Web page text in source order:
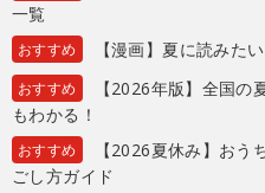
一覧
おすすめ 【漫画】夏に読みた
おすすめ
【2026年版】全国
もわかる！
おすすめ
【2026夏休み】おう
ごし方ガイド